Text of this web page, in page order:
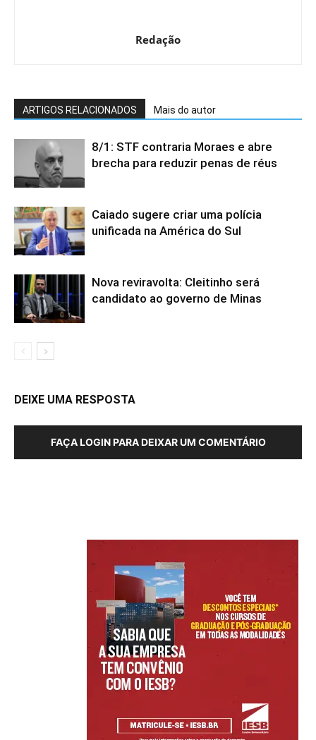
Redação
ARTIGOS RELACIONADOS Mais do autor
8/1: STF contraria Moraes e abre
brecha para reduzir penas de réus
Caiado sugere criar uma polícia
unificada na América do Sul
Nova reviravolta: Cleitinho será
candidato ao governo de Minas
DEIXE UMA RESPOSTA
FAÇA LOGIN PARA DEIXAR UM COMENTÁRIO